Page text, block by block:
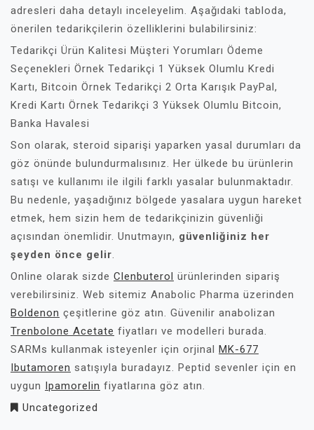
adresleri daha detaylı inceleyelim. Aşağıdaki tabloda,
önerilen tedarikçilerin özelliklerini bulabilirsiniz:
Tedarikçi Ürün Kalitesi Müşteri Yorumları Ödeme
Seçenekleri Örnek Tedarikçi 1 Yüksek Olumlu Kredi
Kartı, Bitcoin Örnek Tedarikçi 2 Orta Karışık PayPal,
Kredi Kartı Örnek Tedarikçi 3 Yüksek Olumlu Bitcoin,
Banka Havalesi
Son olarak, steroid siparişi yaparken yasal durumları da
göz önünde bulundurmalısınız. Her ülkede bu ürünlerin
satışı ve kullanımı ile ilgili farklı yasalar bulunmaktadır.
Bu nedenle, yaşadığınız bölgede yasalara uygun hareket
etmek, hem sizin hem de tedarikçinizin güvenliği
açısından önemlidir. Unutmayın, güvenliğiniz her
şeyden önce gelir.
Online olarak sizde Clenbuterol ürünlerinden sipariş
verebilirsiniz. Web sitemiz Anabolic Pharma üzerinden
Boldenon çeşitlerine göz atın. Güvenilir anabolizan
Trenbolone Acetate fiyatları ve modelleri burada.
SARMs kullanmak isteyenler için orjinal MK-677
Ibutamoren satışıyla buradayız. Peptid sevenler için en
uygun Ipamorelin fiyatlarına göz atın.
Uncategorized